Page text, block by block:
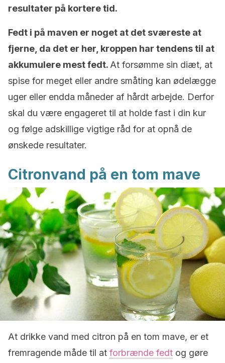
resultater på kortere tid.
Fedt i på maven er noget at det sværeste at
fjerne, da det er her, kroppen har tendens til at
akkumulere mest fedt. At forsømme sin diæt, at
spise for meget eller andre småting kan ødelægge
uger eller endda måneder af hårdt arbejde. Derfor
skal du være engageret til at holde fast i din kur
og følge adskillige vigtige råd for at opnå de
ønskede resultater.
Citronvand på en tom mave
At drikke vand med citron på en tom mave, er et
fremragende måde til at forbrænde fedt og gøre